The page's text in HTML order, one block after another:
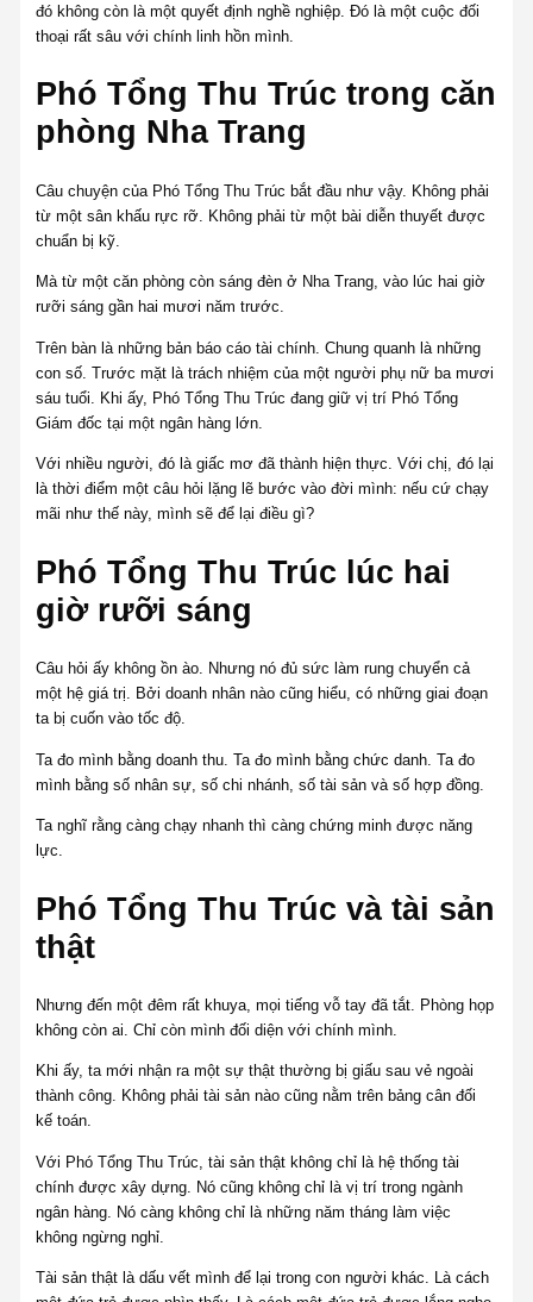
đó không còn là một quyết định nghề nghiệp. Đó là một cuộc đối
thoại rất sâu với chính linh hồn mình.
Phó Tổng Thu Trúc trong căn
phòng Nha Trang
Câu chuyện của Phó Tổng Thu Trúc bắt đầu như vậy. Không phải
từ một sân khấu rực rỡ. Không phải từ một bài diễn thuyết được
chuẩn bị kỹ.
Mà từ một căn phòng còn sáng đèn ở Nha Trang, vào lúc hai giờ
rưỡi sáng gần hai mươi năm trước.
Trên bàn là những bản báo cáo tài chính. Chung quanh là những
con số. Trước mặt là trách nhiệm của một người phụ nữ ba mươi
sáu tuổi. Khi ấy, Phó Tổng Thu Trúc đang giữ vị trí Phó Tổng
Giám đốc tại một ngân hàng lớn.
Với nhiều người, đó là giấc mơ đã thành hiện thực. Với chị, đó lại
là thời điểm một câu hỏi lặng lẽ bước vào đời mình: nếu cứ chạy
mãi như thế này, mình sẽ để lại điều gì?
Phó Tổng Thu Trúc lúc hai
giờ rưỡi sáng
Câu hỏi ấy không ồn ào. Nhưng nó đủ sức làm rung chuyển cả
một hệ giá trị. Bởi doanh nhân nào cũng hiểu, có những giai đoạn
ta bị cuốn vào tốc độ.
Ta đo mình bằng doanh thu. Ta đo mình bằng chức danh. Ta đo
mình bằng số nhân sự, số chi nhánh, số tài sản và số hợp đồng.
Ta nghĩ rằng càng chạy nhanh thì càng chứng minh được năng
lực.
Phó Tổng Thu Trúc và tài sản
thật
Nhưng đến một đêm rất khuya, mọi tiếng vỗ tay đã tắt. Phòng họp
không còn ai. Chỉ còn mình đối diện với chính mình.
Khi ấy, ta mới nhận ra một sự thật thường bị giấu sau vẻ ngoài
thành công. Không phải tài sản nào cũng nằm trên bảng cân đối
kế toán.
Với Phó Tổng Thu Trúc, tài sản thật không chỉ là hệ thống tài
chính được xây dựng. Nó cũng không chỉ là vị trí trong ngành
ngân hàng. Nó càng không chỉ là những năm tháng làm việc
không ngừng nghỉ.
Tài sản thật là dấu vết mình để lại trong con người khác. Là cách